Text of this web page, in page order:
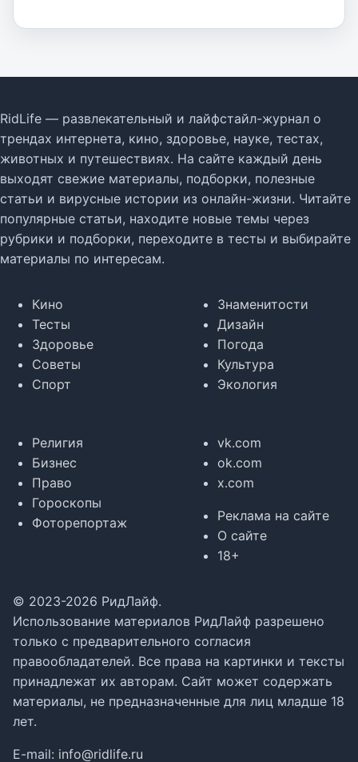
RidLife — развлекательный и лайфстайл-журнал о
трендах интернета, кино, здоровье, науке, тестах,
животных и путешествиях. На сайте каждый день
выходят свежие материалы, подборки, полезные
статьи и вирусные истории из онлайн-жизни. Читайте
популярные статьи, находите новые темы через
рубрики и подборки, переходите в тесты и выбирайте
материалы по интересам.
Кино
Тесты
Здоровье
Советы
Спорт
Знаменитости
Дизайн
Погода
Культура
Экология
Религия
Бизнес
Право
Гороскопы
Фоторепортаж
vk.com
ok.com
x.com
Реклама на сайте
О сайте
18+
© 2023-2026 РидЛайф.
Использование материалов РидЛайф разрешено
только с предварительного согласия
правообладателей. Все права на картинки и тексты
принадлежат их авторам. Сайт может содержать
материалы, не предназначенные для лиц младше 18
лет.
E-mail: info@ridlife.ru